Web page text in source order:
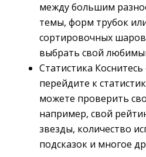
между большим
темы, форм трубок
сортировочных
выбрать свой
Статистика
перейдите к
можете проверить
например, свой
звезды, количество
подсказок и многое